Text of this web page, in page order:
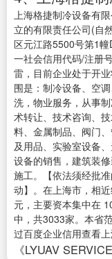
上海格捷制冷设备有
立的有限责任公司(自
区元江路5500号第1
一社会信用代码/注册
雷，目前企业处于开
围是：制冷设备、空
洗，物业服务，从事
术转让、技术咨询、
料、金属制品、阀门
及用品、实验室设备
设备的销售，建筑装
施工。【依法须经批
动】。在上海市，相
元，主要资本集中在
中，共3033家。本省
过百度企业信用查看
《LYUAV